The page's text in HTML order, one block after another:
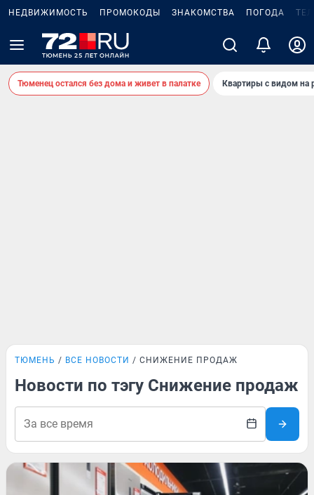
НЕДВИЖИМОСТЬ ПРОМОКОДЫ ЗНАКОМСТВА ПОГОДА
Тюменец остался без дома и живет в палатке Квартиры с видом на
ТЮМЕНЬ ВСЕ НОВОСТИ СНИЖЕНИЕ ПРОДАЖ
Новости по тэгу Снижение продаж